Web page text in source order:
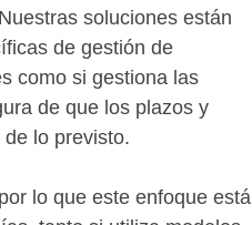
soluciones están
de gestión de
como si gestiona las
de que los plazos y
lo previsto.
lo que este enfoque está